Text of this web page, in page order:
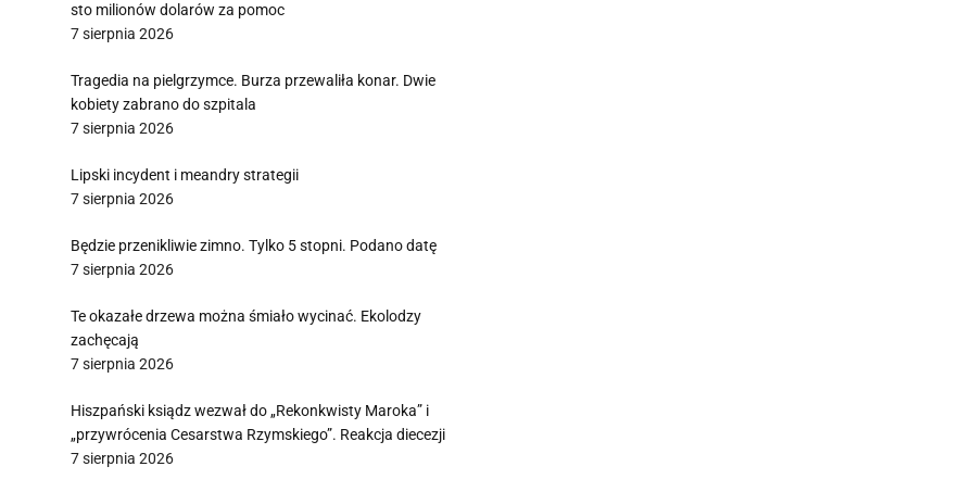
sto milionów dolarów za pomoc
7 sierpnia 2026
Tragedia na pielgrzymce. Burza przewaliła konar. Dwie
kobiety zabrano do szpitala
7 sierpnia 2026
Lipski incydent i meandry strategii
7 sierpnia 2026
Będzie przenikliwie zimno. Tylko 5 stopni. Podano datę
7 sierpnia 2026
Te okazałe drzewa można śmiało wycinać. Ekolodzy
zachęcają
7 sierpnia 2026
Hiszpański ksiądz wezwał do „Rekonkwisty Maroka” i
„przywrócenia Cesarstwa Rzymskiego”. Reakcja diecezji
7 sierpnia 2026